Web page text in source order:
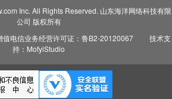
Inc. All Rights Reserved. 山东海洋网络科技有限
公司 版权所有
值电信业务经营许可证：鲁B2-20120067
技术支
持：MofyiStudio